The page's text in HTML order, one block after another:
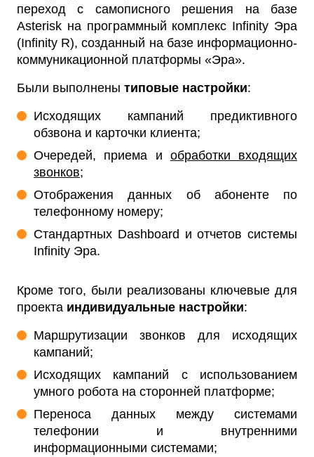
переход с самописного решения на базе
Asterisk на программный комплекс Infinity Эра
(Infinity R), созданный на базе информационно-
коммуникационной платформы «Эра».
Были выполнены типовые настройки:
Исходящих кампаний предиктивного
обзвона и карточки клиента;
Очередей, приема и обработки входящих
звонков;
Отображения данных об абоненте по
телефонному номеру;
Стандартных Dashboard и отчетов системы
Infinity Эра.
Кроме того, были реализованы ключевые для
проекта индивидуальные настройки:
Маршрутизации звонков для исходящих
кампаний;
Исходящих кампаний с использованием
умного робота на сторонней платформе;
Переноса данных между системами
телефонии и внутренними
информационными системами;